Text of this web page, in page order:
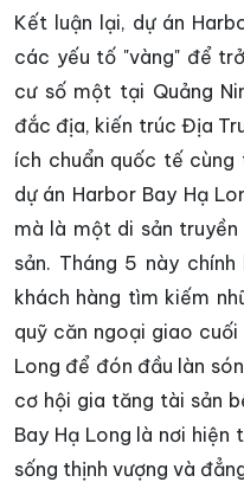
Kết luận lại, dự án
các yếu tố "vàng" để
cư số một tại Quảng
đắc địa, kiến trúc Địa
ích chuẩn quốc tế
dự án Harbor Bay Hạ
mà là một di sản
sản. Tháng 5 này
khách hàng tìm kiếm
quỹ căn ngoại giao
Long để đón đầu làn
cơ hội gia tăng tài sản
Bay Hạ Long là nơi
sống thịnh vượng và